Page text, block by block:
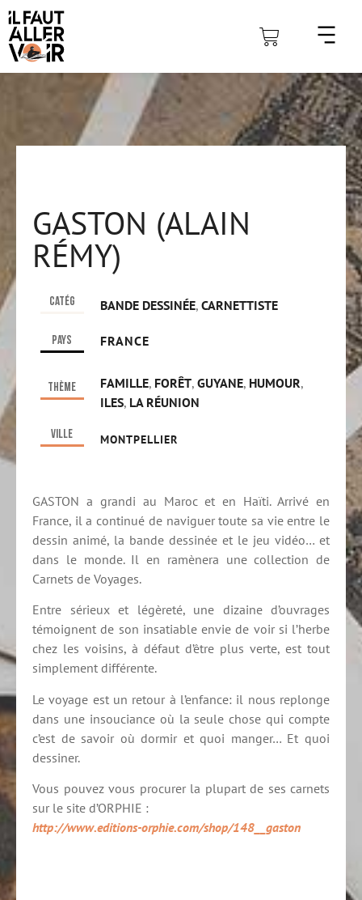
GASTON (ALAIN
RÉMY)
Catég BANDE DESSINÉE, CARNETTISTE
Pays FRANCE
Thème FAMILLE, FORÊT, GUYANE, HUMOUR,
ILES, LA RÉUNION
Ville MONTPELLIER
GASTON a grandi au Maroc et en Haïti. Arrivé en
France, il a continué de naviguer toute sa vie entre le
dessin animé, la bande dessinée et le jeu vidéo… et
dans le monde. Il en ramènera une collection de
Carnets de Voyages.
Entre sérieux et légèreté, une dizaine d’ouvrages
témoignent de son insatiable envie de voir si l’herbe
chez les voisins, à défaut d’être plus verte, est tout
simplement différente.
Le voyage est un retour à l’enfance: il nous replonge
dans une insouciance où la seule chose qui compte
c’est de savoir où dormir et quoi manger… Et quoi
dessiner.
Vous pouvez vous procurer la plupart de ses carnets
sur le site d’ORPHIE :
http://www.editions-orphie.com/shop/148__gaston